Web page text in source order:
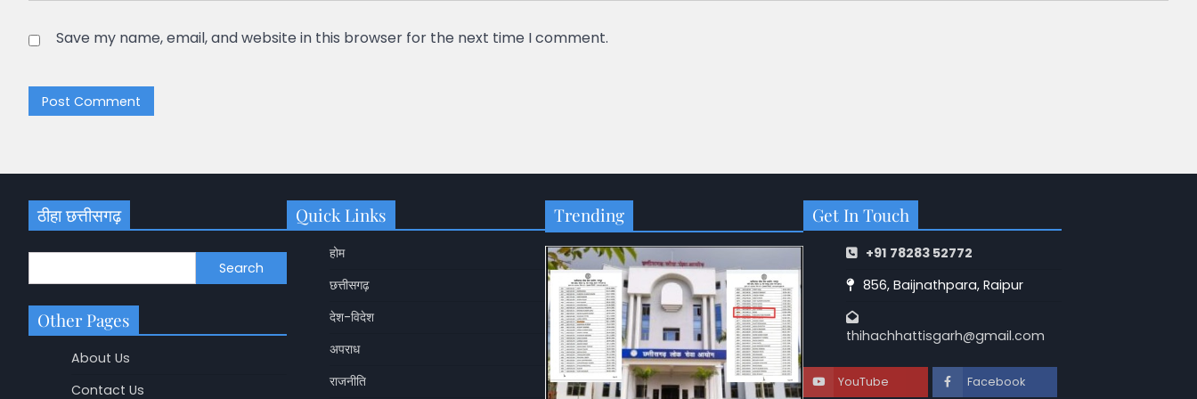
Save my name, email, and website in this browser for the next time I comment.
ठीहा छत्तीसगढ़
Search
Other Pages
About Us
Contact Us
Quick Links
होम
छत्तीसगढ़
देश-विदेश
अपराध
राजनीति
Trending Get In Touch
+91 78283 52772
856, Baijnathpara, Raipur
thihachhattisgarh@gmail.com
YouTube Facebook